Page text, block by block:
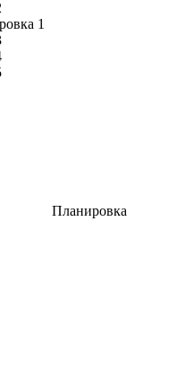
Планировка